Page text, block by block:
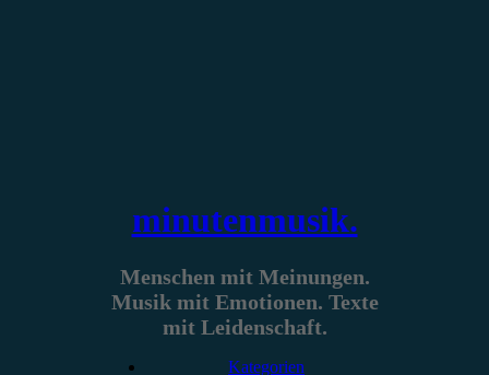
minutenmusik.
Menschen mit Meinungen.
Musik mit Emotionen. Texte
mit Leidenschaft.
Kategorien